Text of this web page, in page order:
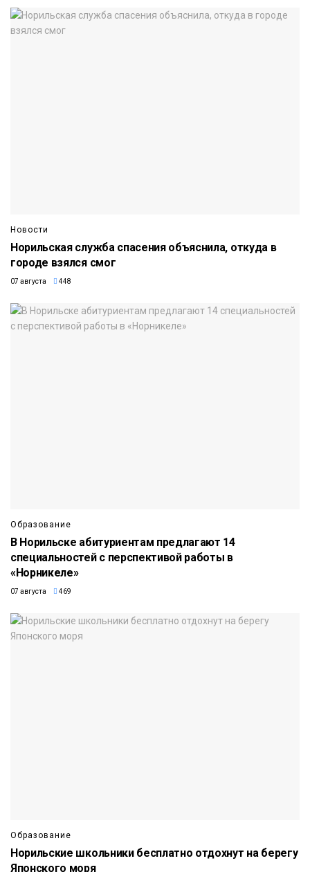
Новости
Норильская служба спасения объяснила, откуда в
городе взялся смог
07 августа 448
Образование
В Норильске абитуриентам предлагают 14
специальностей с перспективой работы в
«Норникеле»
07 августа 469
Образование
Норильские школьники бесплатно отдохнут на берегу
Японского моря